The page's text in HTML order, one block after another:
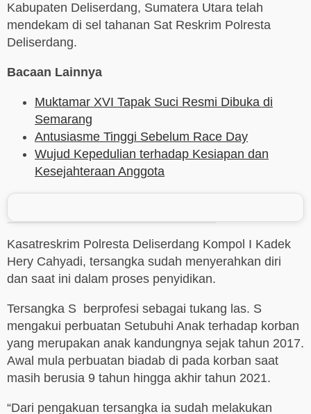
Kabupaten Deliserdang, Sumatera Utara telah
mendekam di sel tahanan Sat Reskrim Polresta
Deliserdang.
Bacaan Lainnya
Muktamar XVI Tapak Suci Resmi Dibuka di
Semarang
Antusiasme Tinggi Sebelum Race Day
Wujud Kepedulian terhadap Kesiapan dan
Kesejahteraan Anggota
Kasatreskrim Polresta Deliserdang Kompol I Kadek
Hery Cahyadi, tersangka sudah menyerahkan diri
dan saat ini dalam proses penyidikan.
Tersangka S berprofesi sebagai tukang las. S
mengakui perbuatan Setubuhi Anak terhadap korban
yang merupakan anak kandungnya sejak tahun 2017.
Awal mula perbuatan biadab di pada korban saat
masih berusia 9 tahun hingga akhir tahun 2021.
“Dari pengakuan tersangka ia sudah melakukan